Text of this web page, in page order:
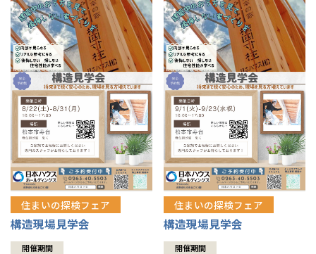
住まいの探検フェア
構造現場見学会
開催期間
住まいの探検フェア
構造現場見学会
開催期間